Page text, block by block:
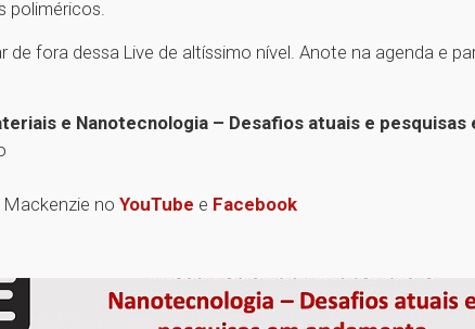
poliméricos.
fora dessa Live de altíssimo nível. Anote na agenda e
e Nanotecnologia – Desafios atuais e pesquisas
Mackenzie no YouTube e Facebook